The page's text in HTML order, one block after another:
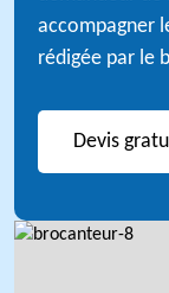
accompagner
rédigée par le
Devis